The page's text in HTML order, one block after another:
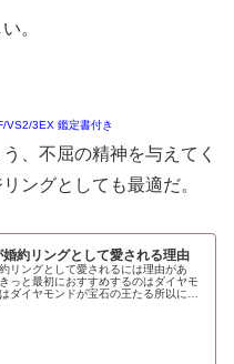
。
VS2/3EX 鑑定書付き
、不屈の精神を与えてく
ングとしても最適だ。
約リングとして愛される理由
リングとして愛されるには理由があ
っと最初におすすめするのはダイヤモ
ダイヤモンドが宝石の王たる所以にあ